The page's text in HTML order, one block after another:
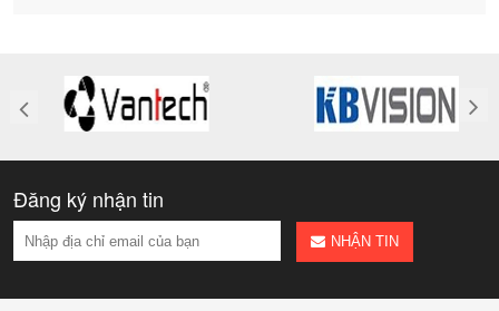
Đăng ký nhận tin
NHẬN TIN